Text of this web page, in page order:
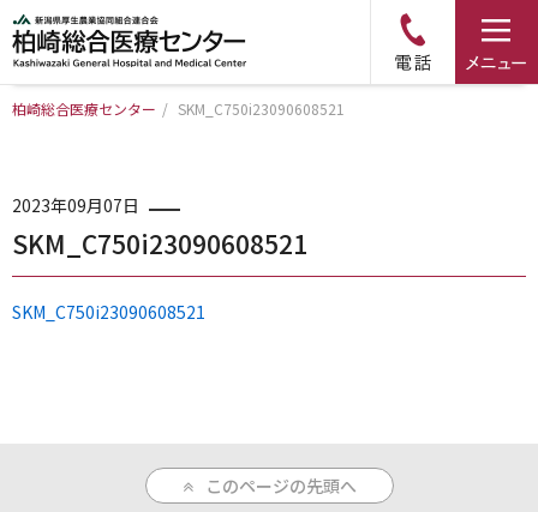
病院について
診療科・部門のご案内
入院のご案内
柏崎総合医療センター / SKM_C750i23090608521
2023年09月07日
SKM_C750i23090608521
SKM_C750i23090608521
このページの先頭へ